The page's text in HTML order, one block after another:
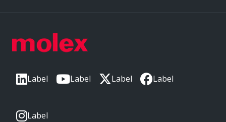
Label Label Label Label
Label